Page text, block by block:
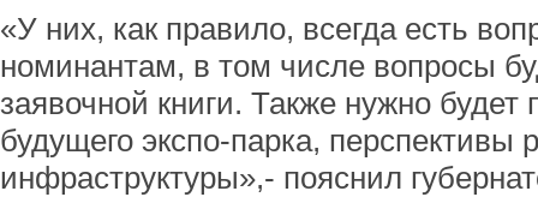
«У них, как правило, всегда есть
номинантам, в том числе вопросы
заявочной книги. Также нужно будет
будущего экспо-парка, перспективы
инфраструктуры»,- пояснил